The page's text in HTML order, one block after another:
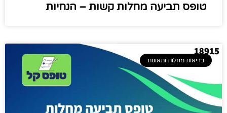
טופס תביעה מחלות קשות – הנחיות
בריאות מחלות ותאונות